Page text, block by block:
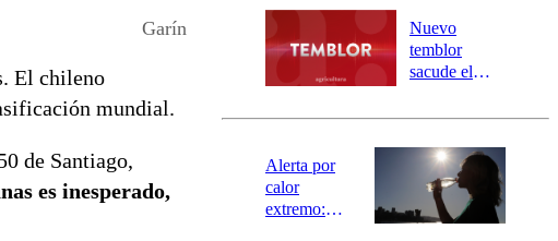
Garín
El chileno
mundial.
de Santiago,
es inesperado,
río Damas:
activa
mensajería
SAE
Nuevo
temblor
sacude el
revisa la
epicentro
Alerta por
calor
extremo: